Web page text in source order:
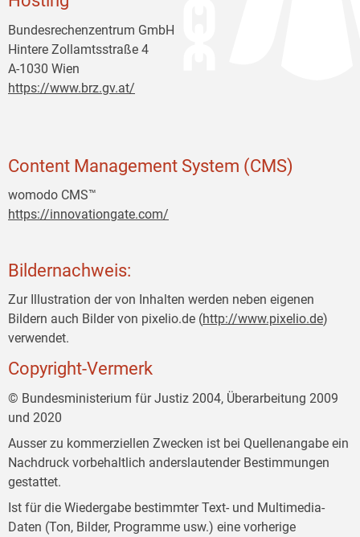
Bundesrechenzentrum GmbH
Hintere Zollamtsstraße 4
A-1030 Wien
https://www.brz.gv.at/
Content Management System (CMS)
womodo CMS™
https://innovationgate.com/
Bildernachweis:
Zur Illustration der von Inhalten werden neben eigenen
Bildern auch Bilder von pixelio.de (http://www.pixelio.de)
verwendet.
Copyright-Vermerk
© Bundesministerium für Justiz 2004, Überarbeitung 2009
und 2020
Ausser zu kommerziellen Zwecken ist bei Quellenangabe ein
Nachdruck vorbehaltlich anderslautender Bestimmungen
gestattet.
Ist für die Wiedergabe bestimmter Text- und Multimedia-
Daten (Ton, Bilder, Programme usw.) eine vorherige